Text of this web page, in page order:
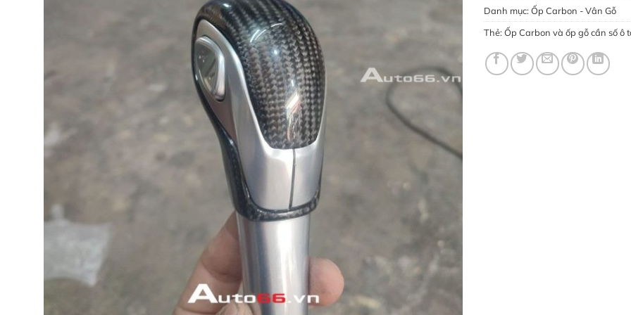
Danh mục: Ốp Carbon - Vân Gỗ
Thẻ: Ốp Carbon và ốp gỗ cần số ô